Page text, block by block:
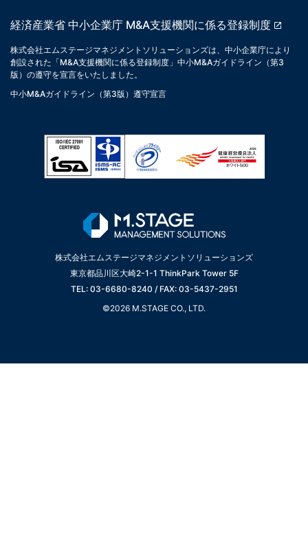
経済産業省 中小企業庁 M&A支援機関に係る登録制度
株式会社エムステージマネジメントソリューションズは、中小企業庁により
創設された「M&A支援機関に係る登録制度」中小M&Aガイドライン（第3
版）の遵守を宣言をいたしました。
中小M&Aガイドライン（第3版）遵守宣言
株式会社エムステージマネジメントソリューションズ
東京都品川区大崎2-1-1 ThinkPark Tower 5F
TEL: 03-6680-8240 / FAX: 03-5437-2951
©2026 M.STAGE CO., LTD.